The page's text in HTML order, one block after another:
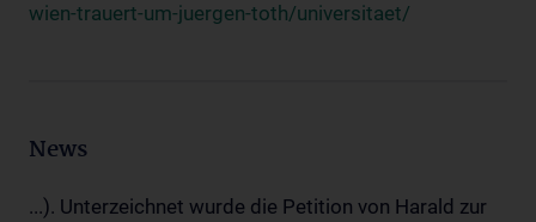
wien-trauert-um-juergen-toth/universitaet/
News
...). Unterzeichnet wurde die Petition von Harald zur